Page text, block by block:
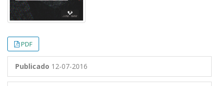
PDF
Publicado 12-07-2016